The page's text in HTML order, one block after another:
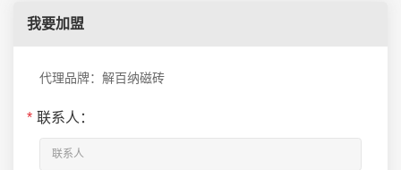
我要加盟
代理品牌：解百纳磁砖
* 联系人：